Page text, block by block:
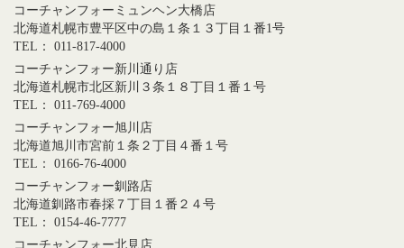
コーチャンフォーミュンヘン大橋店
北海道札幌市豊平区中の島１条１３丁目１番1号
TEL： 011-817-4000
コーチャンフォー新川通り店
北海道札幌市北区新川３条１８丁目１番１号
TEL： 011-769-4000
コーチャンフォー旭川店
北海道旭川市宮前１条２丁目４番１号
TEL： 0166-76-4000
コーチャンフォー釧路店
北海道釧路市春採７丁目１番２４号
TEL： 0154-46-7777
コーチャンフォー北見店